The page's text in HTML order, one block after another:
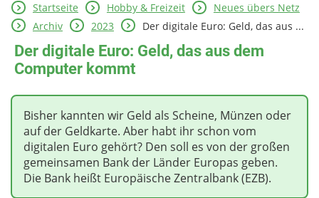
Spiel & Spaß
Mitreden & Mitmachen
Startseite Hobby & Freizeit
Neues übers Netz
Archiv
2023 Der digitale Euro: Geld, das aus ...
Der digitale Euro: Geld, das aus dem
Computer kommt
Bisher kannten wir Geld als Scheine, Münzen oder
auf der Geldkarte. Aber habt ihr schon vom
digitalen Euro gehört? Den soll es von der großen
gemeinsamen Bank der Länder Europas geben.
Die Bank heißt Europäische Zentralbank (EZB).